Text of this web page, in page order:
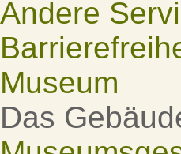
Andere
Museum
Das